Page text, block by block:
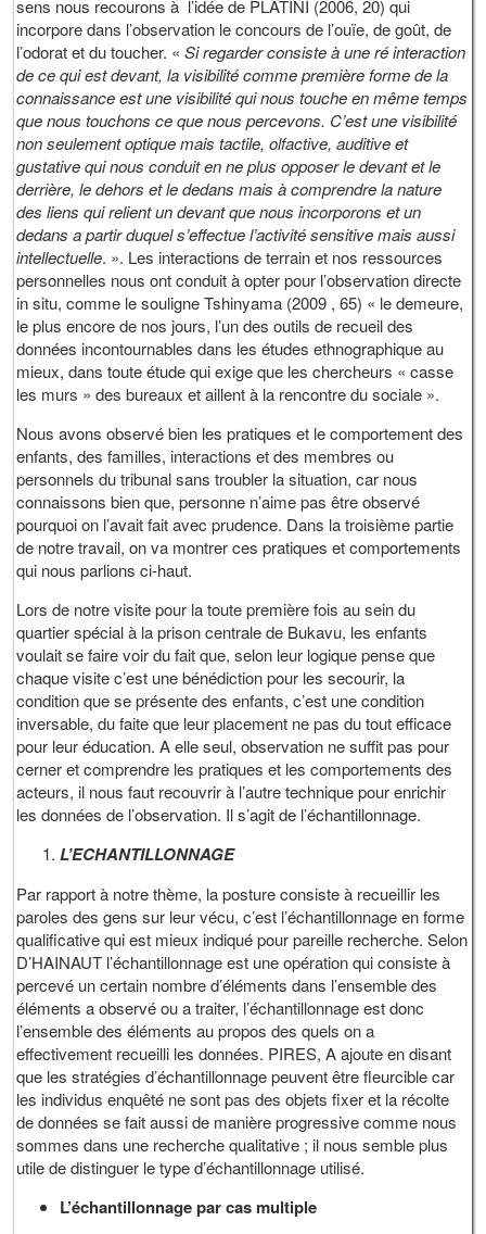
sens nous recourons à l’idée de PLATINI (2006, 20) qui
incorpore dans l’observation le concours de l’ouïe, de goût, de
l’odorat et du toucher. «Si regarder consiste à une ré interaction
de ce qui est devant, la visibilité comme première forme de la
connaissance est une visibilité qui nous touche en même temps
que nous touchons ce que nous percevons. C’est une visibilité
non seulement optique mais tactile, olfactive, auditive et
gustative qui nous conduit en ne plus opposer le devant et le
derrière, le dehors et le dedans mais à comprendre la nature
des liens qui relient un devant que nous incorporons et un
dedans a partir duquel s’effectue l’activité sensitive mais aussi
intellectuelle. ». Les interactions de terrain et nos ressources
personnelles nous ont conduit à opter pour l’observation directe
in situ, comme le souligne Tshinyama (2009 , 65) « le demeure,
le plus encore de nos jours, l’un des outils de recueil des
données incontournables dans les études ethnographique au
mieux, dans toute étude qui exige que les chercheurs « casse
les murs » des bureaux et aillent à la rencontre du sociale ».
Nous avons observé bien les pratiques et le comportement des
enfants, des familles, interactions et des membres ou
personnels du tribunal sans troubler la situation, car nous
connaissons bien que, personne n’aime pas être observé
pourquoi on l’avait fait avec prudence. Dans la troisième partie
de notre travail, on va montrer ces pratiques et comportements
qui nous parlions ci-haut.
Lors de notre visite pour la toute première fois au sein du
quartier spécial à la prison centrale de Bukavu, les enfants
voulait se faire voir du fait que, selon leur logique pense que
chaque visite c’est une bénédiction pour les secourir, la
condition que se présente des enfants, c’est une condition
inversable, du faite que leur placement ne pas du tout efficace
pour leur éducation. A elle seul, observation ne suffit pas pour
cerner et comprendre les pratiques et les comportements des
acteurs, il nous faut recouvrir à l’autre technique pour enrichir
les données de l’observation. Il s’agit de l’échantillonnage.
L’ECHANTILLONNAGE
Par rapport à notre thème, la posture consiste à recueillir les
paroles des gens sur leur vécu, c’est l’échantillonnage en forme
qualificative qui est mieux indiqué pour pareille recherche. Selon
D’HAINAUT l’échantillonnage est une opération qui consiste à
percevé un certain nombre d’éléments dans l’ensemble des
éléments a observé ou a traiter, l’échantillonnage est donc
l’ensemble des éléments au propos des quels on a
effectivement recueilli les données. PIRES, A ajoute en disant
que les stratégies d’échantillonnage peuvent être fleurcible car
les individus enquêté ne sont pas des objets fixer et la récolte
de données se fait aussi de manière progressive comme nous
sommes dans une recherche qualitative ; il nous semble plus
utile de distinguer le type d’échantillonnage utilisé.
L’échantillonnage par cas multiple